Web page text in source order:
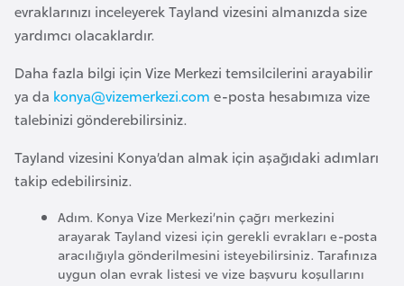
evraklarınızı inceleyerek Tayland vizesini almanızda size
yardımcı olacaklardır.
Daha fazla bilgi için Vize Merkezi temsilcilerini arayabilir
ya da konya@vizemerkezi.com e-posta hesabımıza vize
talebinizi gönderebilirsiniz.
Tayland vizesini Konya’dan almak için aşağıdaki adımları
takip edebilirsiniz.
Adım. Konya Vize Merkezi’nin çağrı merkezini
arayarak Tayland vizesi için gerekli evrakları e-posta
aracılığıyla gönderilmesini isteyebilirsiniz. Tarafınıza
uygun olan evrak listesi ve vize başvuru koşullarını
B
l
ç
i
k
a